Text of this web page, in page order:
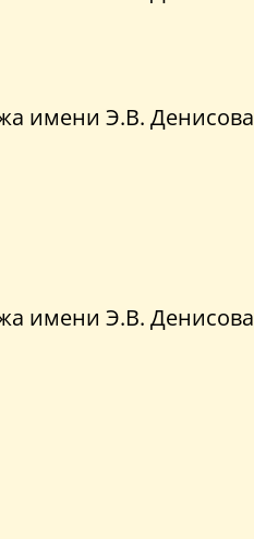
имени Э.В. Денисова
имени Э.В. Денисова